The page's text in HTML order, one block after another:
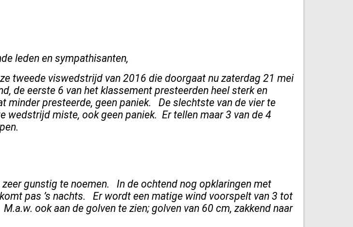
leden en sympathisanten,
tweede viswedstrijd van 2016 die doorgaat nu zaterdag 21 mei
de eerste 6 van het klassement presteerden heel sterk en
minder presteerde, geen paniek. De slechtste van de vier te
miste, ook geen paniek. Er tellen maar 3 van de 4
gunstig te noemen. In de ochtend nog opklaringen met
pas ’s nachts. Er wordt een matige wind voorspelt van 3 tot
ook aan de golven te zien; golven van 60 cm, zakkend naar